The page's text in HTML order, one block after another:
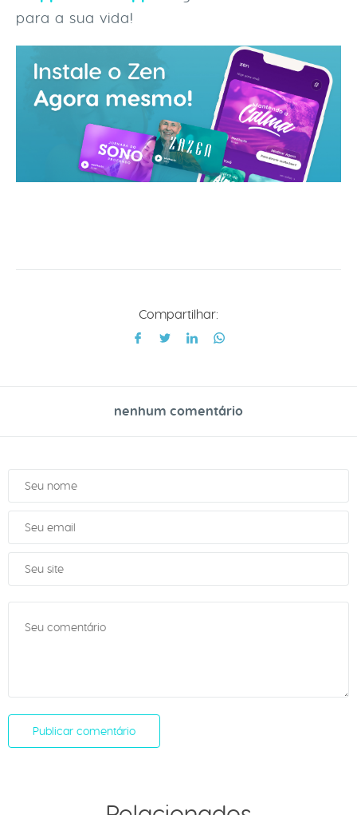
para a sua vida!
Compartilhar:
nenhum comentário